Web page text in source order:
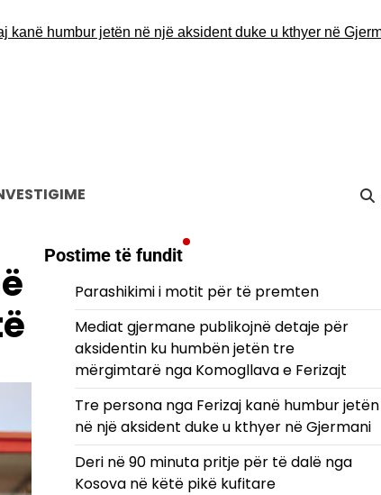
humbur jetën në një aksident duke u kthyer në Gjermani
Postime të fundit
Parashikimi i motit për të premten
Mediat gjermane publikojnë detaje për
aksidentin ku humbën jetën tre
mërgimtarë nga Komogllava e Ferizajt
Tre persona nga Ferizaj kanë humbur jetën
në një aksident duke u kthyer në Gjermani
Deri në 90 minuta pritje për të dalë nga
Kosova në këtë pikë kufitare